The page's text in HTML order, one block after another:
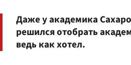
Даже у академика
решился отобрать
ведь как хотел.